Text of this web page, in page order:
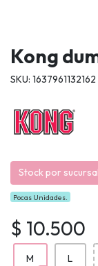
Kong
SKU: 1637961132162
Stock por sucursal
Pocas Unidades.
$ 10.500
M L